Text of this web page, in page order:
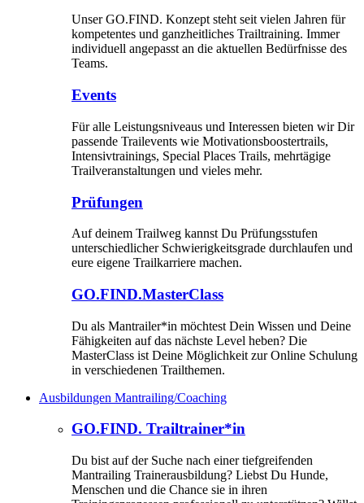
Unser GO.FIND. Konzept steht seit vielen Jahren für
kompetentes und ganzheitliches Trailtraining. Immer
individuell angepasst an die aktuellen Bedürfnisse des
Teams.
Events
Für alle Leistungsniveaus und Interessen bieten wir Dir
passende Trailevents wie Motivationsboostertrails,
Intensivtrainings, Special Places Trails, mehrtägige
Trailveranstaltungen und vieles mehr.
Prüfungen
Auf deinem Trailweg kannst Du Prüfungsstufen
unterschiedlicher Schwierigkeitsgrade durchlaufen und
eure eigene Trailkarriere machen.
GO.FIND.MasterClass
Du als Mantrailer*in möchtest Dein Wissen und Deine
Fähigkeiten auf das nächste Level heben? Die
MasterClass ist Deine Möglichkeit zur Online Schulung
in verschiedenen Trailthemen.
Ausbildungen Mantrailing/Coaching
GO.FIND. Trailtrainer*in
Du bist auf der Suche nach einer tiefgreifenden
Mantrailing Trainerausbildung? Liebst Du Hunde,
Menschen und die Chance sie in ihren